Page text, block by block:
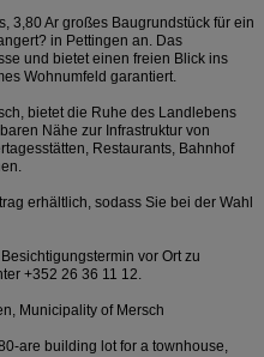
3,80 Ar großes Baugrundstück für ein
in Pettingen an. Das
und bietet einen freien Blick ins
Wohnumfeld garantiert.
bietet die Ruhe des Landlebens
Nähe zur Infrastruktur von
Restaurants, Bahnhof
erhältlich, sodass Sie bei der Wahl
vor Ort zu
+352 26 36 11 12.
Municipality of Mersch
are building lot for a townhouse,